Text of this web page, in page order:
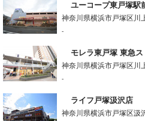
ユーコープ東戸塚駅
神奈川県横浜市戸塚区川
-
モレラ東戸塚 東急ス
神奈川県横浜市戸塚区川
-
ライフ戸塚汲沢店
神奈川県横浜市戸塚区汲